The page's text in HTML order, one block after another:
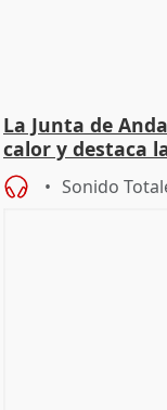
La Junta de
calor y destaca
Sonido